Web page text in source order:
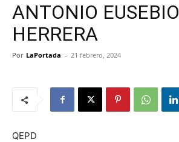
ANTONIO EUSEBIO
HERRERA
Por LaPortada - 21 febrero, 2024
QEPD